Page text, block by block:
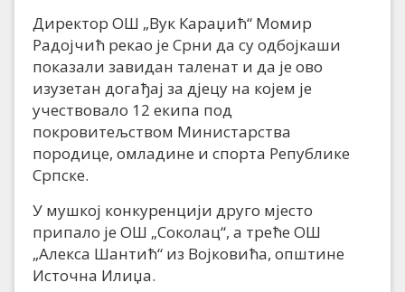
Директор ОШ „Вук Караџић“ Момир
Радојчић рекао је Срни да су одбојкаши
показали завидан таленат и да је ово
изузетан догађај за дјецу на којем је
учествовало 12 екипа под
покровитељством Министарства
породице, омладине и спорта Републике
Српске.
У мушкој конкуренцији друго мјесто
припало је ОШ „Соколац“, а треће ОШ
„Алекса Шантић“ из Војковића, општине
Источна Илиџа.